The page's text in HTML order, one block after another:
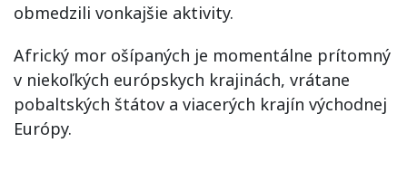
obmedzili vonkajšie aktivity.
Africký mor ošípaných je momentálne prítomný
v niekoľkých európskych krajinách, vrátane
pobaltských štátov a viacerých krajín východnej
Európy.